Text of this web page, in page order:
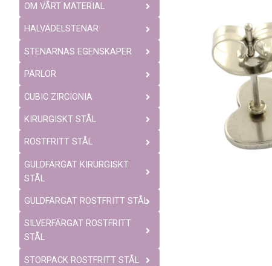
OM VÅRT MATERIAL
HALVÄDELSTENAR
STENARNAS EGENSKAPER
PÄRLOR
CUBIC ZIRCIONIA
KIRURGISKT STÅL
ROSTFRITT STÅL
GULDFÄRGAT KIRURGISKT
STÅL
GULDFÄRGAT ROSTFRITT STÅL
SILVERFÄRGAT ROSTFRITT
STÅL
STORPACK ROSTFRITT STÅL